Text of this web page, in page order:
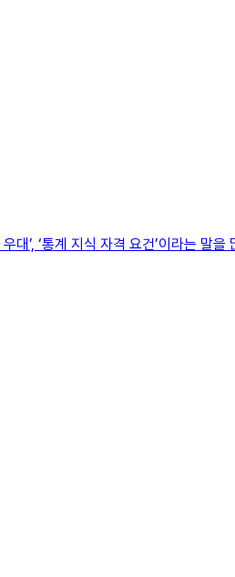
’, ‘통계 지식 자격 요건’이라는 말